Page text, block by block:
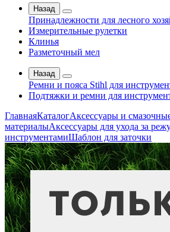
Назад
Принадлежности для лесного
Измерительные рулетки
Клинья
Разметочный мел
Назад
Ремни и пояса Stihl для
Подтяжки и ремни для
ГлавнаяКаталогАксессуары и
материалыАксессуары для ухода за
инструментамиШаблон для заточки